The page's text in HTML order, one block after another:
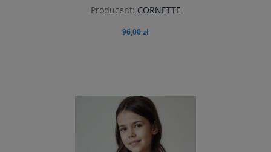
Producent: CORNETTE
96,00 zł
do koszyka